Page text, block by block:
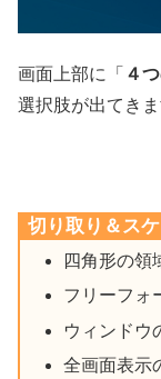
画面上部に「 ４
選択肢が出てきま
切り取り＆ス
四角形の領
フリーフォ
ウィンドウ
全画面表示